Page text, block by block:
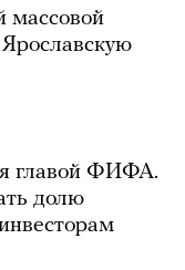
массовой
Ярославскую
главой ФИФА.
долю